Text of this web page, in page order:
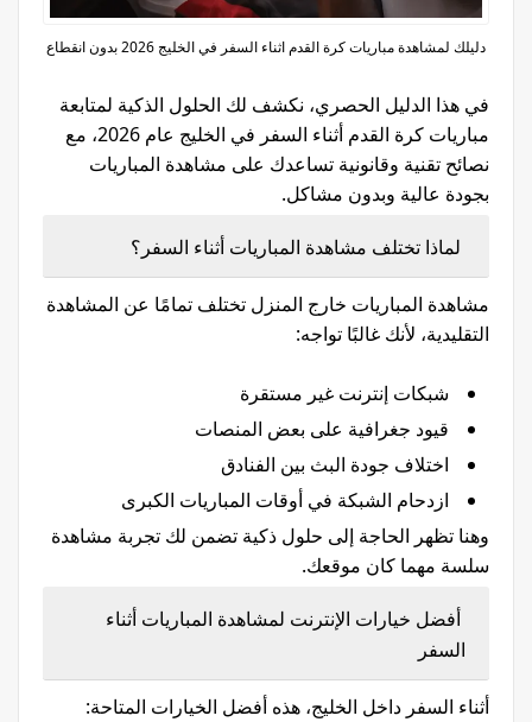
دليلك لمشاهدة مباريات كرة القدم اثناء السفر في الخليج 2026 بدون انقطاع
في هذا الدليل الحصري، نكشف لك الحلول الذكية لمتابعة
مباريات كرة القدم أثناء السفر في الخليج عام 2026، مع
نصائح تقنية وقانونية تساعدك على مشاهدة المباريات
بجودة عالية وبدون مشاكل.
لماذا تختلف مشاهدة المباريات أثناء السفر؟
مشاهدة المباريات خارج المنزل تختلف تمامًا عن المشاهدة
التقليدية، لأنك غالبًا تواجه:
شبكات إنترنت غير مستقرة
قيود جغرافية على بعض المنصات
اختلاف جودة البث بين الفنادق
ازدحام الشبكة في أوقات المباريات الكبرى
وهنا تظهر الحاجة إلى حلول ذكية تضمن لك تجربة مشاهدة
سلسة مهما كان موقعك.
أفضل خيارات الإنترنت لمشاهدة المباريات أثناء
السفر
أثناء السفر داخل الخليج، هذه أفضل الخيارات المتاحة: